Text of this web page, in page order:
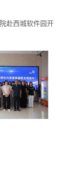
赴西城软件园开